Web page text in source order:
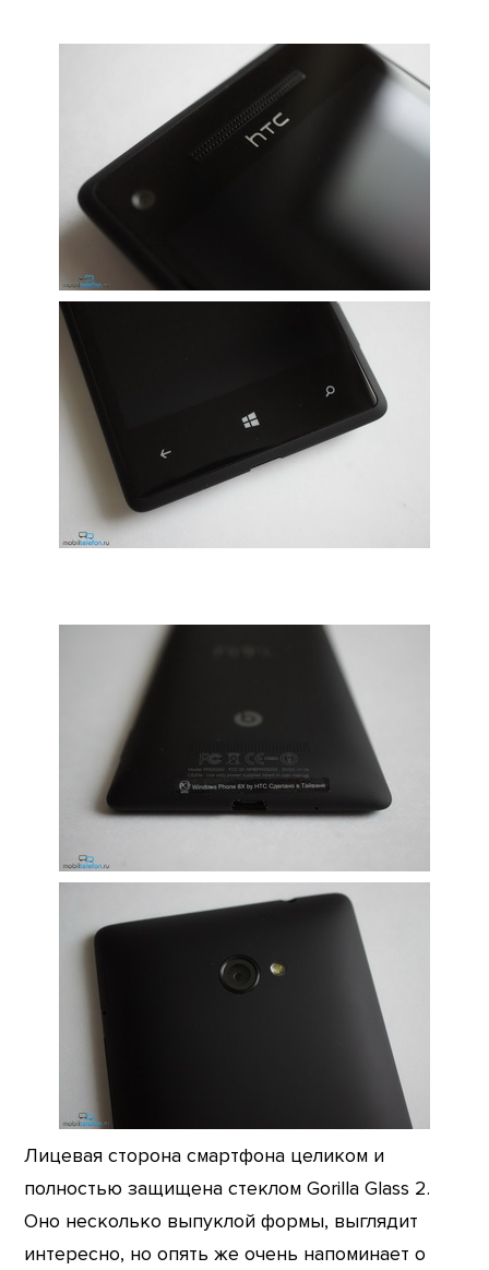
Лицевая сторона смартфона целиком и
полностью защищена стеклом Gorilla Glass 2.
Оно несколько выпуклой формы, выглядит
интересно, но опять же очень напоминает о